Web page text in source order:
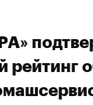
рейтинг